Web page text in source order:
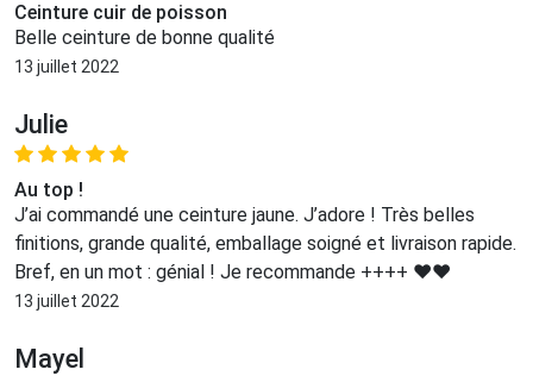
Ceinture cuir de poisson
Belle ceinture de bonne qualité
13 juillet 2022
Julie
Au top !
J’ai commandé une ceinture jaune. J’adore ! Très belles
finitions, grande qualité, emballage soigné et livraison rapide.
Bref, en un mot : génial ! Je recommande ++++ ♥️♥️
13 juillet 2022
Mayel